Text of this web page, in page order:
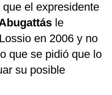
que el expresidente
le
en 2006 y no
que se pidió que lo
su posible